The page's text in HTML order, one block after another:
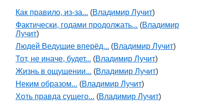
Как правило, из-за... (Владимир Лучит)
Фактически, годами продолжать... (Владимир
Лучит)
Людей Ведущие вперёд... (Владимир Лучит)
Тот, не иначе, будет... (Владимир Лучит)
Жизнь в ощущении... (Владимир Лучит)
Неким образом... (Владимир Лучит)
Хоть правда сущего... (Владимир Лучит)